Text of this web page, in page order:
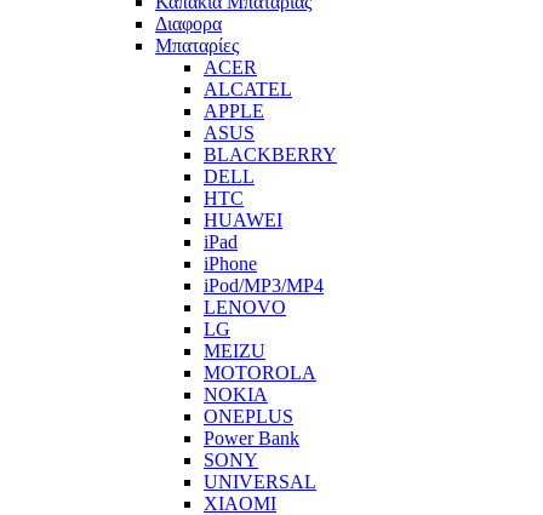
Διαφορα
Μπαταρίες
ACER
ALCATEL
APPLE
ASUS
BLACKBERRY
DELL
HTC
HUAWEI
iPad
iPhone
iPod/MP3/MP4
LENOVO
LG
MEIZU
MOTOROLA
NOKIA
ONEPLUS
Power Bank
SONY
UNIVERSAL
XIAOMI